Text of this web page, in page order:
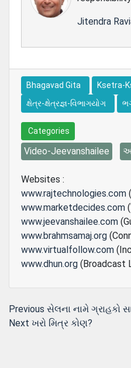
Jitendra
Bhagavad Gita Ksetra-
ક્ષેત્ર-ક્ષેત્રજ્ઞ-વિભાગયોગ
Categories
Video-Jeevanshailee
Websites :
www.rajtechnologies.com
www.marketdecides.com
www.jeevanshailee.com
www.brahmsamaj.org
www.virtualfollow.com
www.dhun.org (Broadcast
Post
navigation
Previous Previous
post:
સેલના નામે ગ્રાહકો
Next Next
ખરો મિત્ર કોણ?